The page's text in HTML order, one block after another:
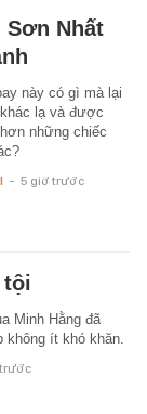
Sơn Nhất
này có gì mà lại
lạ và được
những chiếc
- 5 giờ trước
tội
Minh Hằng đã
không ít khó khăn.